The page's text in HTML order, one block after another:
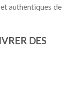
authentiques de
DES